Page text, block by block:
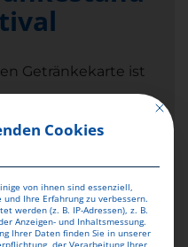
Getränkekarte ist
von großer
unverzichtbare
Limonaden:Ein
eine Vielzahl
Mit
Cookies
von ihnen sind essenziell,
Ihre Erfahrung zu verbessern.
werden (z. B. IP-Adressen), z. B.
Anzeigen- und Inhaltsmessung.
Ihrer Daten finden Sie in unserer
der Verarbeitung Ihrer